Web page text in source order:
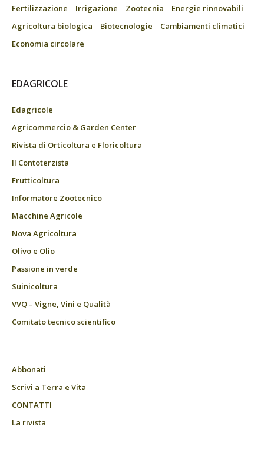
Fertilizzazione
Irrigazione Zootecnia
Energie rinnovabili
Agricoltura biologica
Biotecnologie
Cambiamenti climatici
Economia circolare
EDAGRICOLE
Edagricole
Agricommercio & Garden Center
Rivista di Orticoltura e Floricoltura
Il Contoterzista
Frutticoltura
Informatore Zootecnico
Macchine Agricole
Nova Agricoltura
Olivo e Olio
Passione in verde
Suinicoltura
VVQ – Vigne, Vini e Qualità
Comitato tecnico scientifico
Abbonati
Scrivi a Terra e Vita
CONTATTI
La rivista